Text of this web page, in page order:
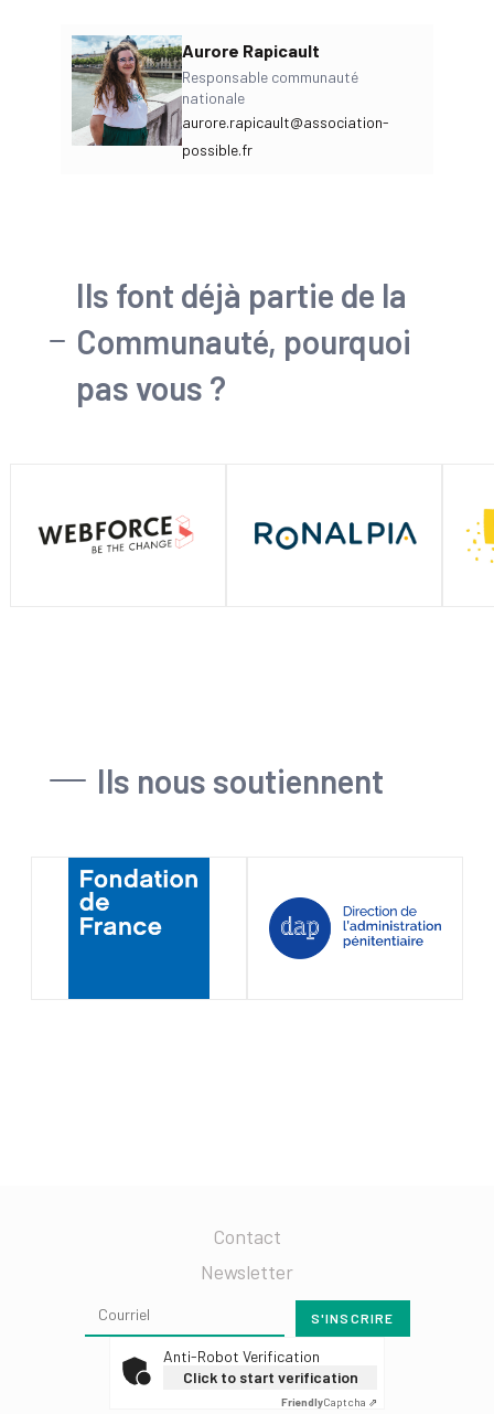
Aurore Rapicault
Responsable communauté
nationale
aurore.rapicault@association-
possible.fr
Ils font déjà partie de la
Communauté, pourquoi
pas vous ?
Ils nous soutiennent
Contact
Newsletter
Anti-Robot Verification
Click to start verification
FriendlyCaptcha ⇗